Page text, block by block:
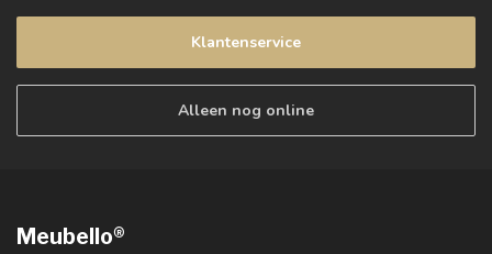
Klantenservice
Alleen nog online
Meubello®